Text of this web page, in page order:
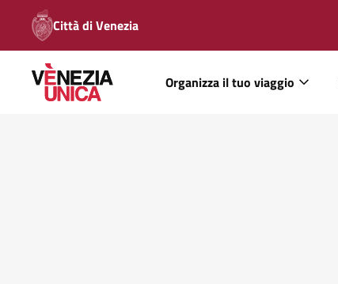
Città di Venezia
Organizza il tuo viaggio